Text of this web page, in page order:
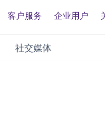
客户服务 企业用户
社交媒体